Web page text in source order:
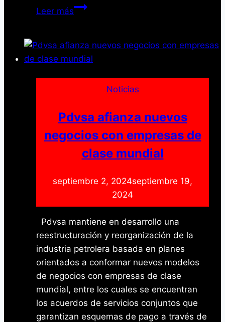
Leer másDenny
«Catarsis»:
Una
arte
urbano
contemporáneo
Noticias
Pdvsa afianza nuevos
negocios con empresas de
clase mundial
septiembre 2, 2024septiembre 19,
2024
Pdvsa mantiene en desarrollo una
reestructuración y reorganización de la
industria petrolera basada en planes
orientados a conformar nuevos modelos
de negocios con empresas de clase
mundial, entre los cuales se encuentran
los acuerdos de servicios conjuntos que
garantizan esquemas de pago a través de